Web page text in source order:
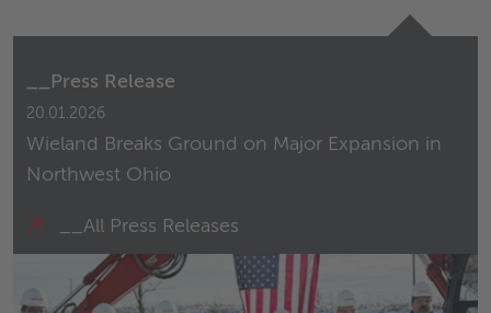
__Press Release
20.01.2026
Wieland Breaks Ground on Major Expansion in
Northwest Ohio
__All Press Releases